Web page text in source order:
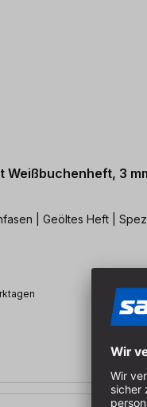
Weißbuchenheft, 3
| Geöltes Heft |